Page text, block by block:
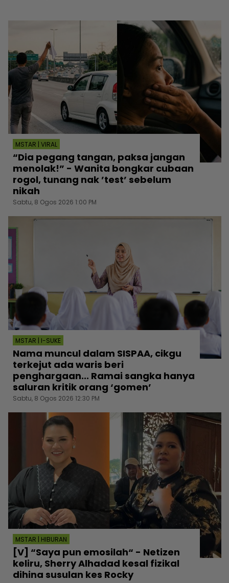
MSTAR | VIRAL
“Dia pegang tangan, paksa jangan
menolak!” - Wanita bongkar cubaan
rogol, tunang nak ’test’ sebelum
nikah
Sabtu, 8 Ogos 2026 1:00 PM
MSTAR | I-SUKE
Nama muncul dalam SISPAA, cikgu
terkejut ada waris beri
penghargaan... Ramai sangka hanya
saluran kritik orang ‘gomen’
Sabtu, 8 Ogos 2026 12:30 PM
MSTAR | HIBURAN
[V] “Saya pun emosilah“ - Netizen
keliru, Sherry Alhadad kesal fizikal
dihina susulan kes Rocky